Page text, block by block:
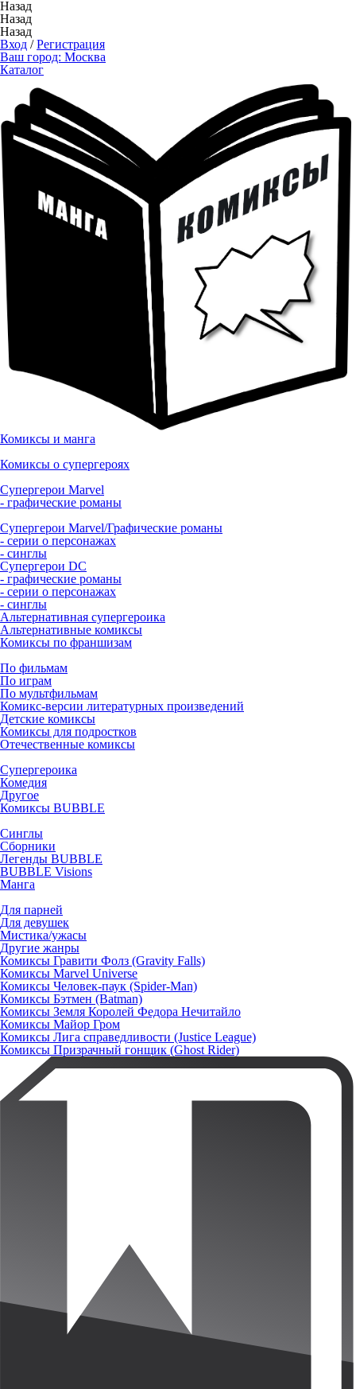
Назад
Назад
Назад
Вход /Регистрация
Ваш город: Москва
Каталог
Комиксы и манга
Комиксы о супергероях
Супергерои Marvel
- графические романы
Супергерои Marvel/Графические романы
- серии о персонажах
- синглы
Супергерои DC
- графические романы
- серии о персонажах
- синглы
Альтернативная супергероика
Альтернативные комиксы
Комиксы по франшизам
По фильмам
По играм
По мультфильмам
Комикс-версии литературных произведений
Детские комиксы
Комиксы для подростков
Отечественные комиксы
Супергероика
Комедия
Другое
Комиксы BUBBLE
Синглы
Сборники
Легенды BUBBLE
BUBBLE Visions
Манга
Для парней
Для девушек
Мистика/ужасы
Другие жанры
Комиксы Гравити Фолз (Gravity Falls)
Комиксы Marvel Universe
Комиксы Человек-паук (Spider-Man)
Комиксы Бэтмен (Batman)
Комиксы Земля Королей Федора Нечитайло
Комиксы Майор Гром
Комиксы Лига справедливости (Justice League)
Комиксы Призрачный гонщик (Ghost Rider)